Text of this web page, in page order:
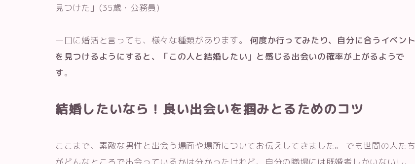
見つけた」(35歳・公務員)
一口に婚活と言っても、様々な種類があります。 何度か行ってみたり、自分に合うイベント
を見つけるようにすると、「この人と結婚したい」と感じる出会いの確率が上がるようで
す。
結婚したいなら！良い出会いを掴みとるためのコツ
ここまで、素敵な男性と出会う場面や場所についてお伝えしてきました。 でも世間の人たち